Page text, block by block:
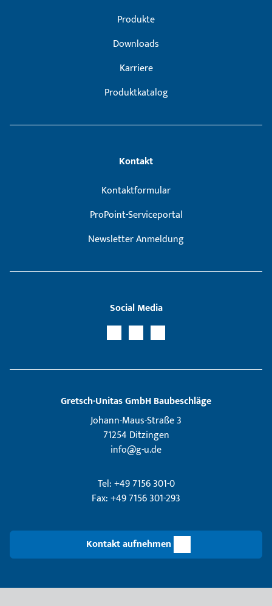
Produkte
Downloads
Karriere
Produktkatalog
Kontakt
Kontaktformular
ProPoint-Serviceportal
Newsletter Anmeldung
Social Media
Gretsch­-Unitas GmbH Baubeschläge
Johann-Maus-Straße 3
71254 Ditzingen
info@g-u.de
Tel: +49 7156 301-0
Fax: +49 7156 301-293
Kontakt aufnehmen